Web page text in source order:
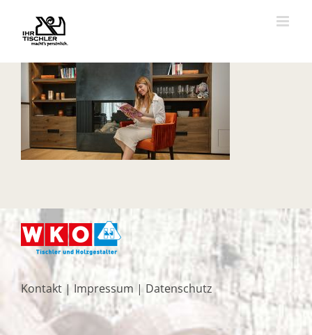
springen
Kontakt | Impressum | Datenschutz